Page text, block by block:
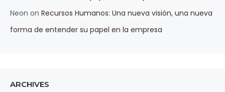
Neon on Recursos Humanos: Una nueva visión, una nueva
forma de entender su papel en la empresa
ARCHIVES